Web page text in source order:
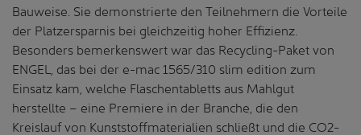
Bauweise. Sie demonstrierte den Teilnehmern die Vorteile
der Platzersparnis bei gleichzeitig hoher Effizienz.
Besonders bemerkenswert war das Recycling-Paket von
ENGEL, das bei der e-mac 1565/310 slim edition zum
Einsatz kam, welche Flaschentabletts aus Mahlgut
herstellte – eine Premiere in der Branche, die den
Kreislauf von Kunststoffmaterialien schließt und die CO2-